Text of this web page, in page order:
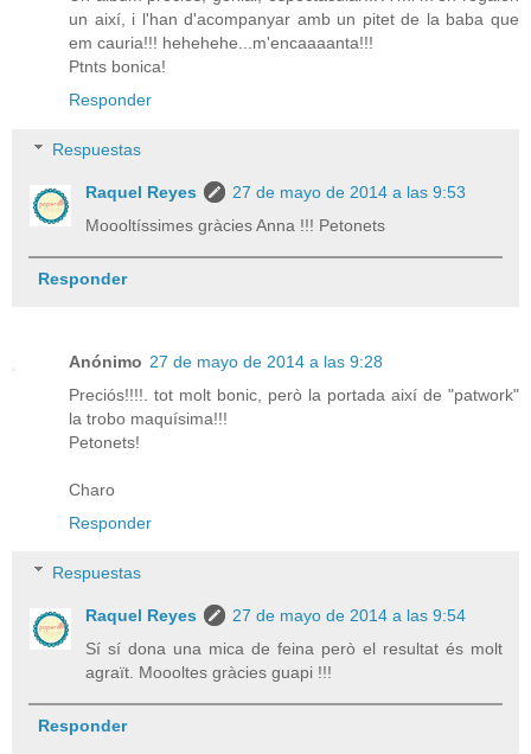
un així, i l'han d'acompanyar amb un pitet de la baba que
em cauria!!! hehehehe...m'encaaaanta!!!
Ptnts bonica!
Responder
Respuestas
Raquel Reyes
27 de mayo de 2014 a las 9:53
Moooltíssimes gràcies Anna !!! Petonets
Responder
Anónimo 27 de mayo de 2014 a las 9:28
Preciós!!!!. tot molt bonic, però la portada així de "patwork"
la trobo maquísima!!!
Petonets!
Charo
Responder
Respuestas
Raquel Reyes
27 de mayo de 2014 a las 9:54
Sí sí dona una mica de feina però el resultat és molt
agraït. Moooltes gràcies guapi !!!
Responder